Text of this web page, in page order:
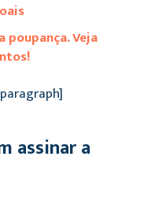
poupança. Veja
assinar a